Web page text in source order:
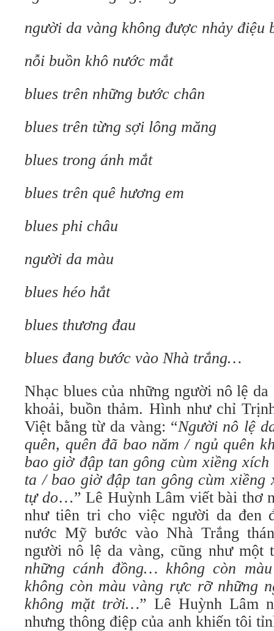
người da vàng không được nhảy điệu
nỗi buồn khô nước mắt
blues trên những bước chân
blues trên từng sợi lông măng
blues trong ánh mắt
blues trên quê hương em
blues phi châu
người da màu
blues héo hắt
blues thương đau
blues đang bước vào Nhà trắng…
Nhạc blues của những người nô lệ da
khoải, buồn thảm. Hình như chỉ
Việt bằng từ da vàng: “Người nô lệ
quên, quên đã bao năm / ngủ quên
bao giờ đập tan gông cùm xiềng
ta / bao giờ đập tan gông cùm
tự do…” Lê Huỳnh Lâm viết bài thơ
như tiên tri cho việc người da đen
nước Mỹ bước vào Nhà Trắng
người nô lệ da vàng, cũng như một
những cánh đồng… không còn
không còn màu vàng rực rỡ những
không mặt trời…” Lê Huỳnh Lâm
nhưng thông điệp của anh khiến tôi